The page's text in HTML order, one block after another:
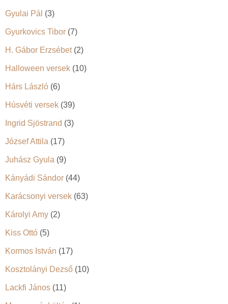
Gyulai Pál (3)
Gyurkovics Tibor (7)
H. Gábor Erzsébet(2)
Halloween versek (10)
Hárs László (6)
Húsvéti versek (39)
Ingrid Sjöstrand (3)
József Attila (17)
Juhász Gyula (9)
Kányádi Sándor (44)
Karácsonyi versek (63)
Károlyi Amy (2)
Kiss Ottó (5)
Kormos István (17)
Kosztolányi Dezső (10)
Lackfi János (11)